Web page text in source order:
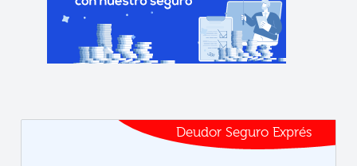
Deudor Seguro Exprés